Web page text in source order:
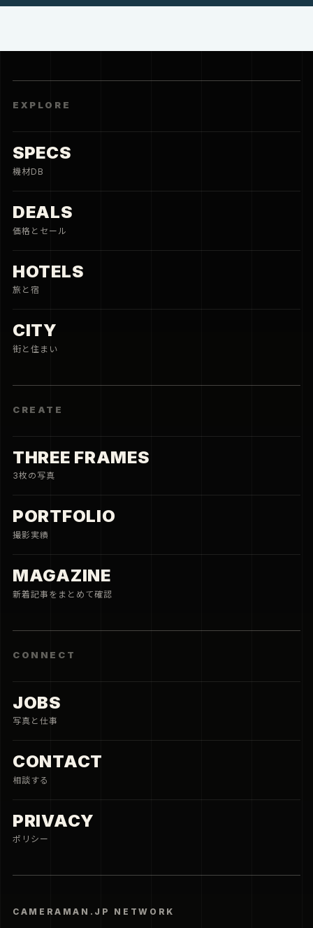
CAMERAMAN.JP NETWORK
EXPLORE
SPECS
機材DB
DEALS
価格とセール
HOTELS
旅と宿
CITY
街と住まい
CREATE
THREE FRAMES
3枚の写真
PORTFOLIO
撮影実績
MAGAZINE
新着記事をまとめて確認
CONNECT
JOBS
写真と仕事
CONTACT
相談する
PRIVACY
ポリシー